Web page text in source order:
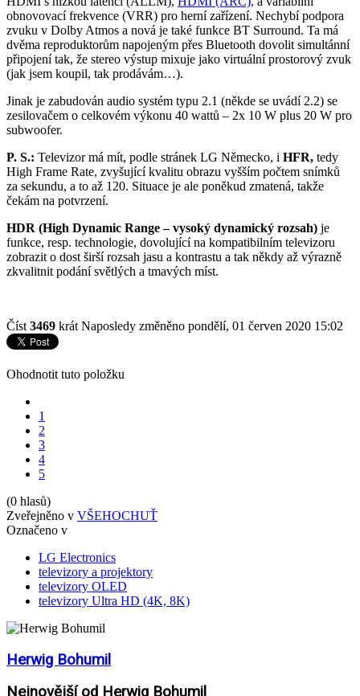
obnovovací frekvence (VRR) pro herní zařízení. Nechybí podpora
zvuku v Dolby Atmos a nová je také funkce BT Surround. Ta má
dvěma reproduktorům napojeným přes Bluetooth dovolit simultánní
připojení tak, že stereo výstup mixuje jako virtuální prostorový zvuk
(jak jsem koupil, tak prodávám…).
Jinak je zabudován audio systém typu 2.1 (někde se uvádí 2.2) se
zesilovačem o celkovém výkonu 40 wattů – 2x 10 W plus 20 W pro
subwoofer.
P. S.: Televizor má mít, podle stránek LG Německo, i HFR, tedy
High Frame Rate, zvyšující kvalitu obrazu vyšším počtem snímků
za sekundu, a to až 120. Situace je ale poněkud zmatená, takže
čekám na potvrzení.
HDR (High Dynamic Range – vysoký dynamický rozsah) je
funkce, resp. technologie, dovolující na kompatibilním televizoru
zobrazit o dost širší rozsah jasu a kontrastu a tak někdy až výrazně
zkvalitnit podání světlých a tmavých míst.
Číst 3469 krát Naposledy změněno pondělí, 01 červen 2020 15:02
Ohodnotit tuto položku
1
2
3
4
5
(0 hlasů)
Zveřejněno v VŠEHOCHUŤ
Označeno v
LG Electronics
televizory a projektory
televizory OLED
televizory Ultra HD (4K, 8K)
Herwig Bohumil
Nejnovější od Herwig Bohumil